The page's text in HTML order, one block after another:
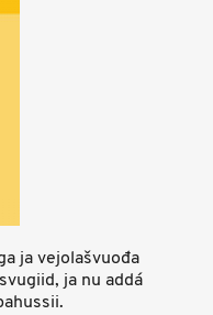
ja vejolašvuođa
ja nu addá